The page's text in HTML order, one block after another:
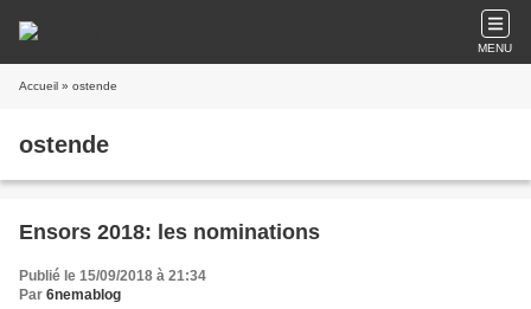
MENU
Accueil » ostende
ostende
Ensors 2018: les nominations
Publié le 15/09/2018 à 21:34
Par 6nemablog